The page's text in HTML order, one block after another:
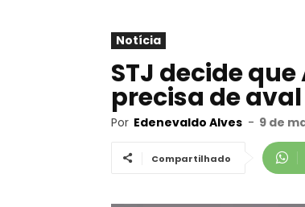
Notícia
STJ decide
precisa de
Por Edenevaldo Alves - 9 de
Compartilhado